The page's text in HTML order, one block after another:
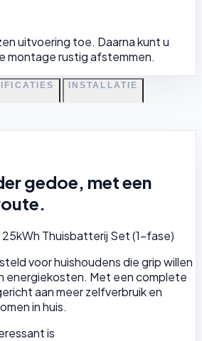
uitvoering toe. Daarna kunt u
montage rustig afstemmen.
INSTALLATIE
gedoe, met een
25kWh Thuisbatterij Set (1-fase)
voor huishoudens die grip willen
energiekosten. Met een complete
aan meer zelfverbruik en
in huis.
is